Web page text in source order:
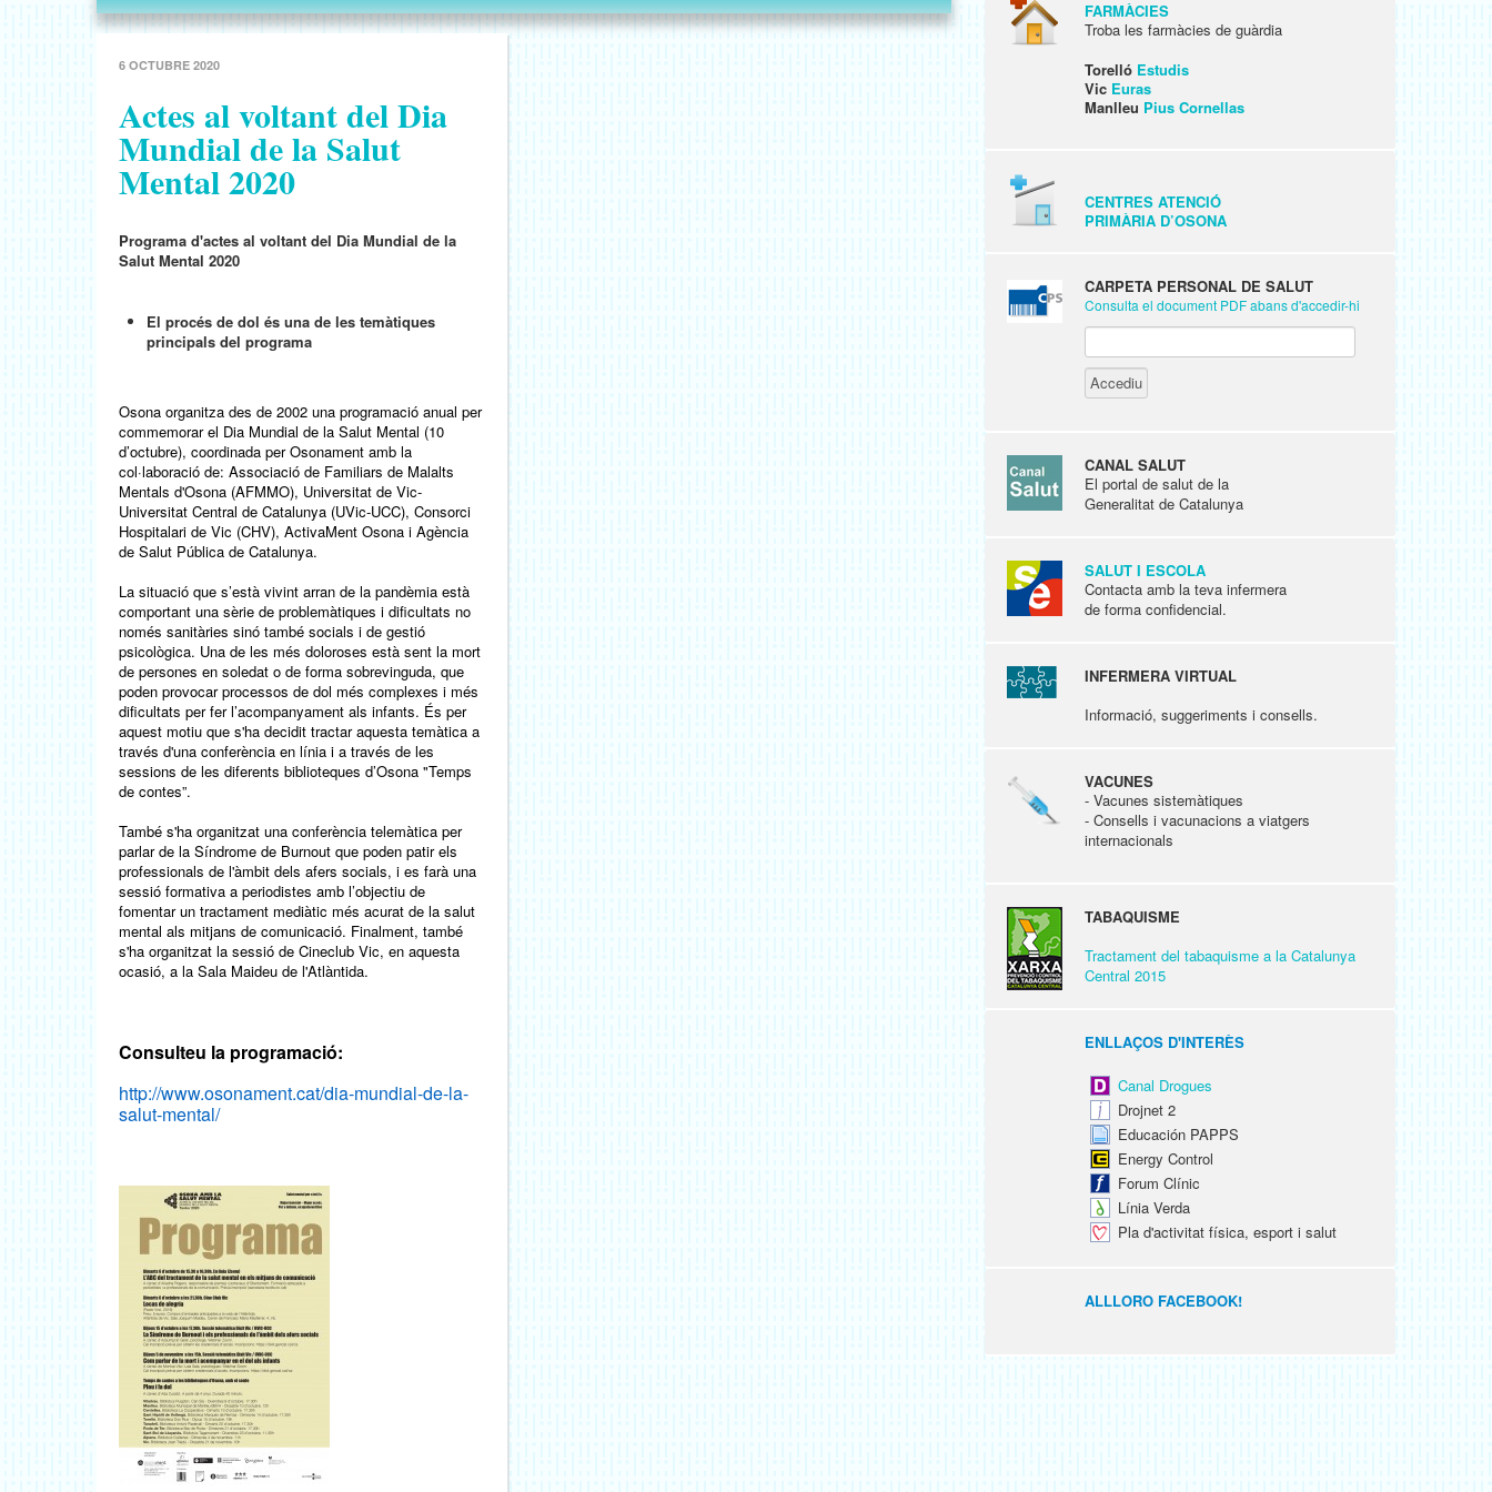
6 OCTUBRE 2020
Actes al voltant del Dia
Mundial de la Salut
Mental 2020
Programa d'actes al voltant del Dia Mundial de la
Salut Mental 2020
El procés de dol és una de les temàtiques
principals del programa
Osona organitza des de 2002 una programació anual per
commemorar el Dia Mundial de la Salut Mental (10
d’octubre), coordinada per Osonament amb la
col·laboració de: Associació de Familiars de Malalts
Mentals d'Osona (AFMMO), Universitat de Vic-
Universitat Central de Catalunya (UVic-UCC), Consorci
Hospitalari de Vic (CHV), ActivaMent Osona i Agència
de Salut Pública de Catalunya.
La situació que s’està vivint arran de la pandèmia està
comportant una sèrie de problemàtiques i dificultats no
només sanitàries sinó també socials i de gestió
psicològica. Una de les més doloroses està sent la mort
de persones en soledat o de forma sobrevinguda, que
poden provocar processos de dol més complexes i més
dificultats per fer l’acompanyament als infants. És per
aquest motiu que s'ha decidit tractar aquesta temàtica a
través d'una conferència en línia i a través de les
sessions de les diferents biblioteques d’Osona "Temps
de contes”.
També s'ha organitzat una conferència telemàtica per
parlar de la Síndrome de Burnout que poden patir els
professionals de l'àmbit dels afers socials, i es farà una
sessió formativa a periodistes amb l’objectiu de
fomentar un tractament mediàtic més acurat de la salut
mental als mitjans de comunicació. Finalment, també
s'ha organitzat la sessió de Cineclub Vic, en aquesta
ocasió, a la Sala Maideu de l'Atlàntida.
Consulteu la programació:
http://www.osonament.cat/dia-mundial-de-la-
salut-mental/
FARMÀCIES
Troba les farmàcies de guàrdia
Torelló Estudis
Vic Euras
Manlleu Pius Cornellas
CENTRES ATENCIÓ
PRIMÀRIA D’OSONA
CARPETA PERSONAL DE SALUT
Consulta el document PDF abans d'accedir-hi
CANAL SALUT
El portal de salut de la
Generalitat de Catalunya
SALUT I ESCOLA
Contacta amb la teva infermera
de forma confidencial.
INFERMERA VIRTUAL
Informació, suggeriments i consells.
VACUNES
- Vacunes sistemàtiques
- Consells i vacunacions a viatgers
internacionals
TABAQUISME
Tractament del tabaquisme a la Catalunya
Central 2015
ENLLAÇOS D'INTERÈS
Canal Drogues
Drojnet 2
Educación PAPPS
Energy Control
Forum Clínic
Línia Verda
Pla d'activitat física, esport i salut
ALLLORO FACEBOOK!